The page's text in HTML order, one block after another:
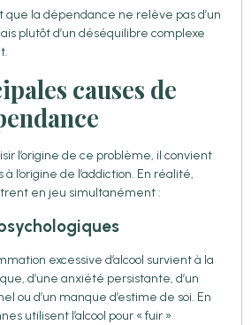
la dépendance ne relève pas d’un
plutôt d’un déséquilibre complexe
causes de
l’origine de ce problème, il convient
l’origine de l’addiction. En réalité,
en jeu simultanément :
excessive d’alcool survient à la
d’une anxiété persistante, d’un
ou d’un manque d’estime de soi. En
utilisent l’alcool pour « fuir »